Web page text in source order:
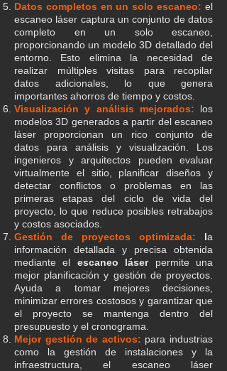
Datos completos en un solo escaneo: el
escaneo láser captura un conjunto de datos
completo en un solo escaneo,
proporcionando un modelo 3D detallado del
entorno. Esto elimina la necesidad de
realizar múltiples visitas para recopilar
datos adicionales, lo que genera
importantes ahorros de tiempo y costos.
Visualización y análisis mejorados:
los
modelos 3D generados a partir del escaneo
láser proporcionan un rico conjunto de
datos para análisis y visualización. Los
ingenieros y arquitectos pueden evaluar
virtualmente el sitio, planificar diseños y
detectar conflictos o problemas en las
primeras etapas del ciclo de vida del
proyecto, lo que reduce posibles retrabajos
y costos asociados.
Gestión de proyectos optimizada: la
información detallada y precisa obtenida
mediante el escaneo láser permite una
mejor planificación y gestión de proyectos.
Ayuda a tomar mejores decisiones,
minimizar errores costosos y garantizar que
el proyecto se mantenga dentro del
presupuesto y el cronograma.
Mejor gestión de activos: para industrias
como la gestión de instalaciones y la
infraestructura, el escaneo láser